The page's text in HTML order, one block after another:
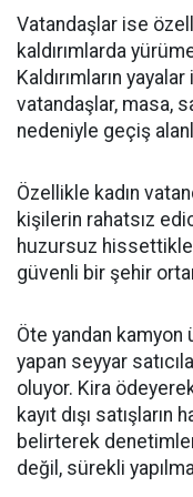
Vatandaşlar ise
kaldırımlarda
Kaldırımların
vatandaşlar, masa,
nedeniyle geçiş
Özellikle kadın
kişilerin rahatsız
huzursuz
güvenli bir şehir
Öte yandan kamyon
yapan seyyar
oluyor. Kira
kayıt dışı satışların
belirterek
değil, sürekli